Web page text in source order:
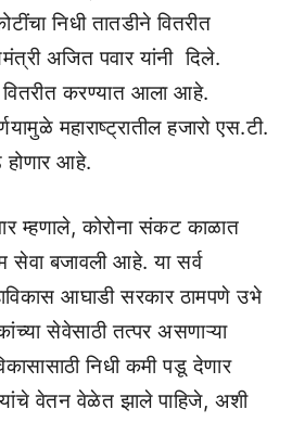
निधी तातडीने वितरीत
अजित पवार यांनी दिले.
वितरीत करण्यात आला आहे.
महाराष्ट्रातील हजारो एस.टी.
होणार आहे.
म्हणाले, कोरोना संकट काळात
सेवा बजावली आहे. या सर्व
आघाडी सरकार ठामपणे उभे
सेवेसाठी तत्पर असणाऱ्या
निधी कमी पडू देणार
वेतन वेळेत झाले पाहिजे, अशी